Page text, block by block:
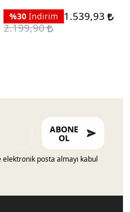
%30 İndirim
1.539,93
2.199,90
ABONE
OL
elektronik posta almayı kabul